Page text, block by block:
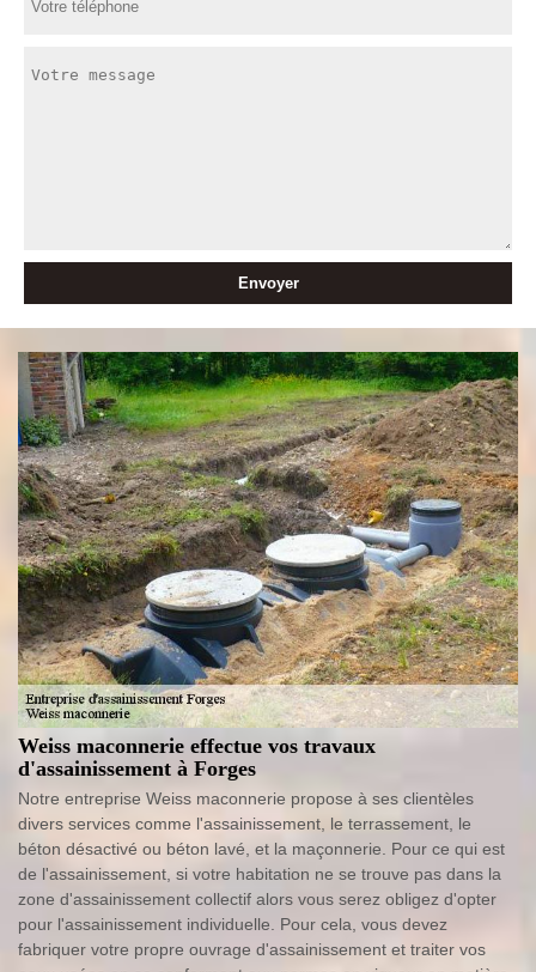
Weiss maconnerie effectue vos travaux
d'assainissement à Forges
Notre entreprise Weiss maconnerie propose à ses clientèles
divers services comme l'assainissement, le terrassement, le
béton désactivé ou béton lavé, et la maçonnerie. Pour ce qui est
de l'assainissement, si votre habitation ne se trouve pas dans la
zone d'assainissement collectif alors vous serez obligez d'opter
pour l'assainissement individuelle. Pour cela, vous devez
fabriquer votre propre ouvrage d'assainissement et traiter vos